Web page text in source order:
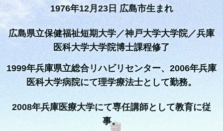
1976年12月23日 広島市生まれ
広島県立保健福祉短期大学／神戸大学大学院／兵庫
医科大学大学院博士課程修了
1999年兵庫県立総合リハビリセンター、2006年兵庫
医科大学病院にて理学療法士として勤務。
2008年兵庫医療大学にて専任講師として教育に従
事。